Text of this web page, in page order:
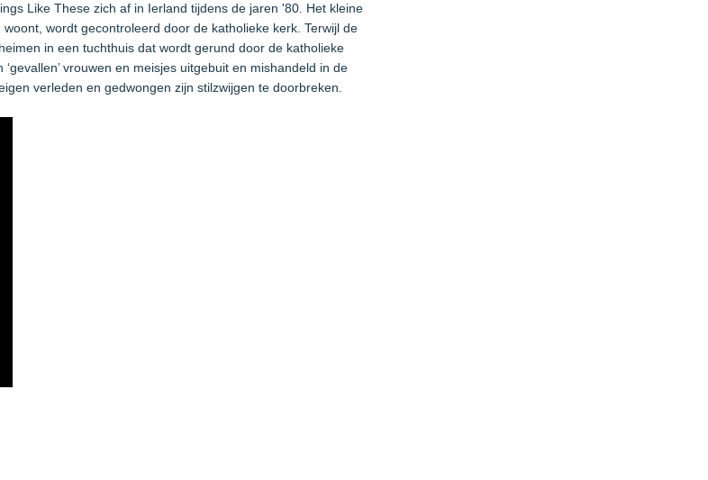
Like These zich af in Ierland tijdens de jaren '80. Het kleine
wordt gecontroleerd door de katholieke kerk. Terwijl de
in een tuchthuis dat wordt gerund door de katholieke
vrouwen en meisjes uitgebuit en mishandeld in de
verleden en gedwongen zijn stilzwijgen te doorbreken.